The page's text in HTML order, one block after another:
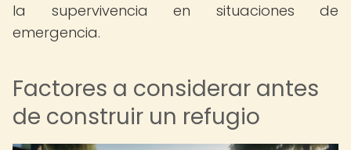
la supervivencia en situaciones de
emergencia.
Factores a considerar antes
de construir un refugio